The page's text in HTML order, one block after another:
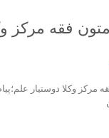
متون فقه مرکز وکلا دوستیار